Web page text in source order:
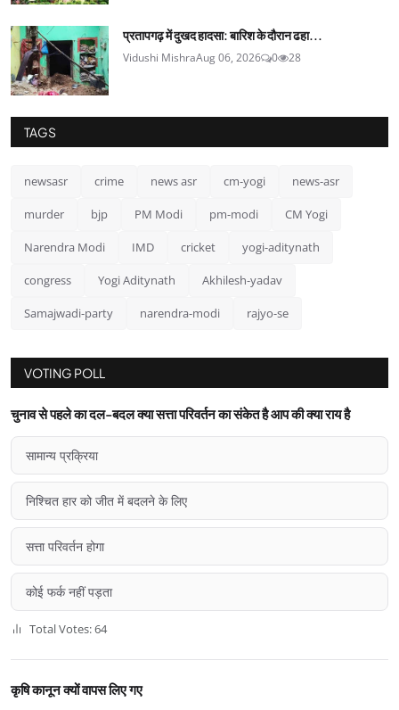
प्रतापगढ़ में दुखद हादसा: बारिश के दौरान ढहा...
Vidushi MishraAug 06, 2026 0 28
TAGS
newsasr crime news asr cm-yogi news-asr
murder bjp PM Modi pm-modi CM Yogi
Narendra Modi IMD cricket yogi-aditynath
congress Yogi Aditynath Akhilesh-yadav
Samajwadi-party narendra-modi rajyo-se
VOTING POLL
चुनाव से पहले का दल-बदल क्या सत्ता परिवर्तन का संकेत है आप की क्या राय है
सामान्य प्रक्रिया
निश्चित हार को जीत में बदलने के लिए
सत्ता परिवर्तन होगा
कोई फर्क नहीं पड़ता
Total Votes: 64
कृषि कानून क्यों वापस लिए गए